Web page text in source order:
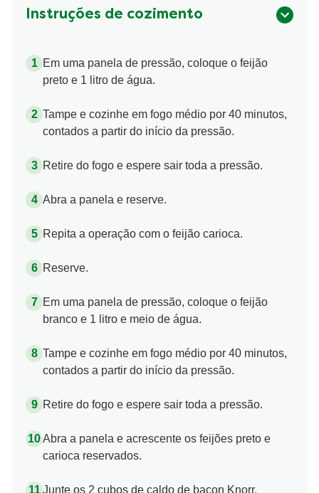
Instruções de cozimento
Em uma panela de pressão, coloque o feijão
preto e 1 litro de água.
Tampe e cozinhe em fogo médio por 40 minutos,
contados a partir do início da pressão.
Retire do fogo e espere sair toda a pressão.
Abra a panela e reserve.
Repita a operação com o feijão carioca.
Reserve.
Em uma panela de pressão, coloque o feijão
branco e 1 litro e meio de água.
Tampe e cozinhe em fogo médio por 40 minutos,
contados a partir do início da pressão.
Retire do fogo e espere sair toda a pressão.
Abra a panela e acrescente os feijões preto e
carioca reservados.
Junte os 2 cubos de caldo de bacon Knorr,